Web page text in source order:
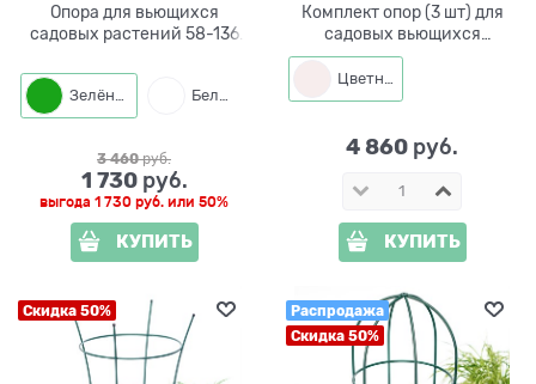
Опора для вьющихся
садовых растений 58-136
h=104 см
Зелёный Белый
3 460 руб.
1 730 руб.
выгода 1 730 руб. или 50%
КУПИТЬ
Комплект опор (3 шт) для
садовых вьющихся
растений 58-141
Цветная
4 860 руб.
КУПИТЬ
Скидка 50%
Распродажа
Скидка 50%